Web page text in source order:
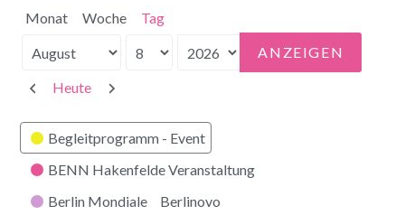
Monat Woche Tag
Monat
Tag
Jahr
Zurück
Heute Weiter
Kategorien
Begleitprogramm - Event
BENN Hakenfelde Veranstaltung
Berlin Mondiale
Berlinovo